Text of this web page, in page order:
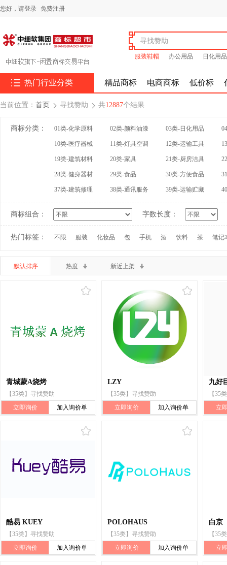
您好， 请登录 免费注册
服装鞋帽 办公用品 日化用品
 热门行业分类 精品商标 电商商标 低价标
当前位置： 首页  寻找赞助  共12887个结果
商标分类： 01类-化学原料 02类-颜料油漆 03类-日化用品
10类-医疗器械 11类-灯具空调 12类-运输工具
19类-建筑材料 20类-家具 21类-厨房洁具
28类-健身器材 29类-食品 30类-方便食品
37类-建筑修理 38类-通讯服务 39类-运输贮藏
商标组合： 字数长度：
热门标签： 不限 服装 化妆品 包 手机 酒 饮料 茶 笔记
默认排序 热度 新近上架
青城蒙A烧烤
【35类】寻找赞助
立即询价
加入询价单
LZY
【35类】寻找赞助
立即询价
加入询价单
九好
【35
立
酷易 KUEY
【35类】寻找赞助
立即询价
加入询价单
POLOHAUS
【35类】寻找赞助
立即询价
加入询价单
白京
【35
立